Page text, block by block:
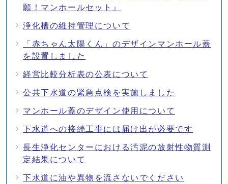
願！マンホールセット』
浄化槽の維持管理について
「赤ちゃん太陽くん」のデザインマンホール蓋
を設置しました
経営比較分析表の公表について
公共下水道の緊急点検を実施しました
マンホール蓋のデザイン使用について
下水道への接続工事には届け出が必要です
長生浄化センターにおける汚泥の放射性物質測
定結果について
下水道に油や異物を流さないでください